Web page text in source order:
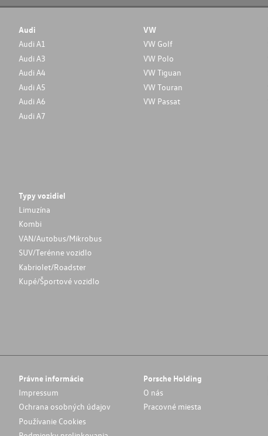
Audi
Audi A1
Audi A3
Audi A4
Audi A5
Audi A6
Audi A7
VW
VW Golf
VW Polo
VW Tiguan
VW Touran
VW Passat
Typy vozidiel
Limuzína
Kombi
VAN/Autobus/Mikrobus
SUV/Terénne vozidlo
Kabriolet/Roadster
Kupé/Športové vozidlo
Právne informácie
Impressum
Ochrana osobných údajov
Používanie Cookies
Porsche Holding
O nás
Pracovné miesta